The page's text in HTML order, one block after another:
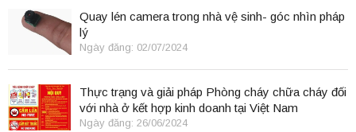
Quay lén camera trong nhà vệ sinh- góc nhìn pháp
lý
Ngày đăng: 02/07/2024
Thực trạng và giải pháp Phòng cháy chữa cháy đối
với nhà ở kết hợp kinh doanh tại Việt Nam
Ngày đăng: 26/06/2024